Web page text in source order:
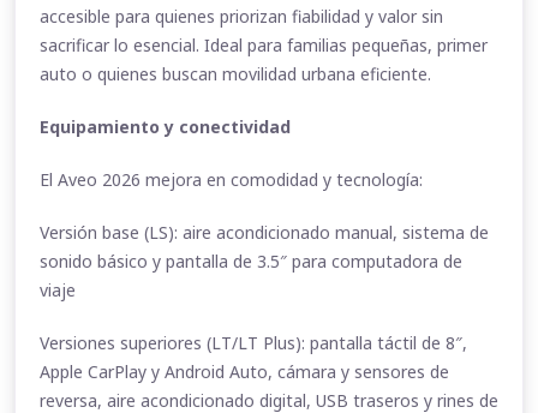
accesible para quienes priorizan fiabilidad y valor sin
sacrificar lo esencial. Ideal para familias pequeñas, primer
auto o quienes buscan movilidad urbana eficiente.
Equipamiento y conectividad
El Aveo 2026 mejora en comodidad y tecnología:
Versión base (LS): aire acondicionado manual, sistema de
sonido básico y pantalla de 3.5″ para computadora de
viaje
Versiones superiores (LT/LT Plus): pantalla táctil de 8″,
Apple CarPlay y Android Auto, cámara y sensores de
reversa, aire acondicionado digital, USB traseros y rines de